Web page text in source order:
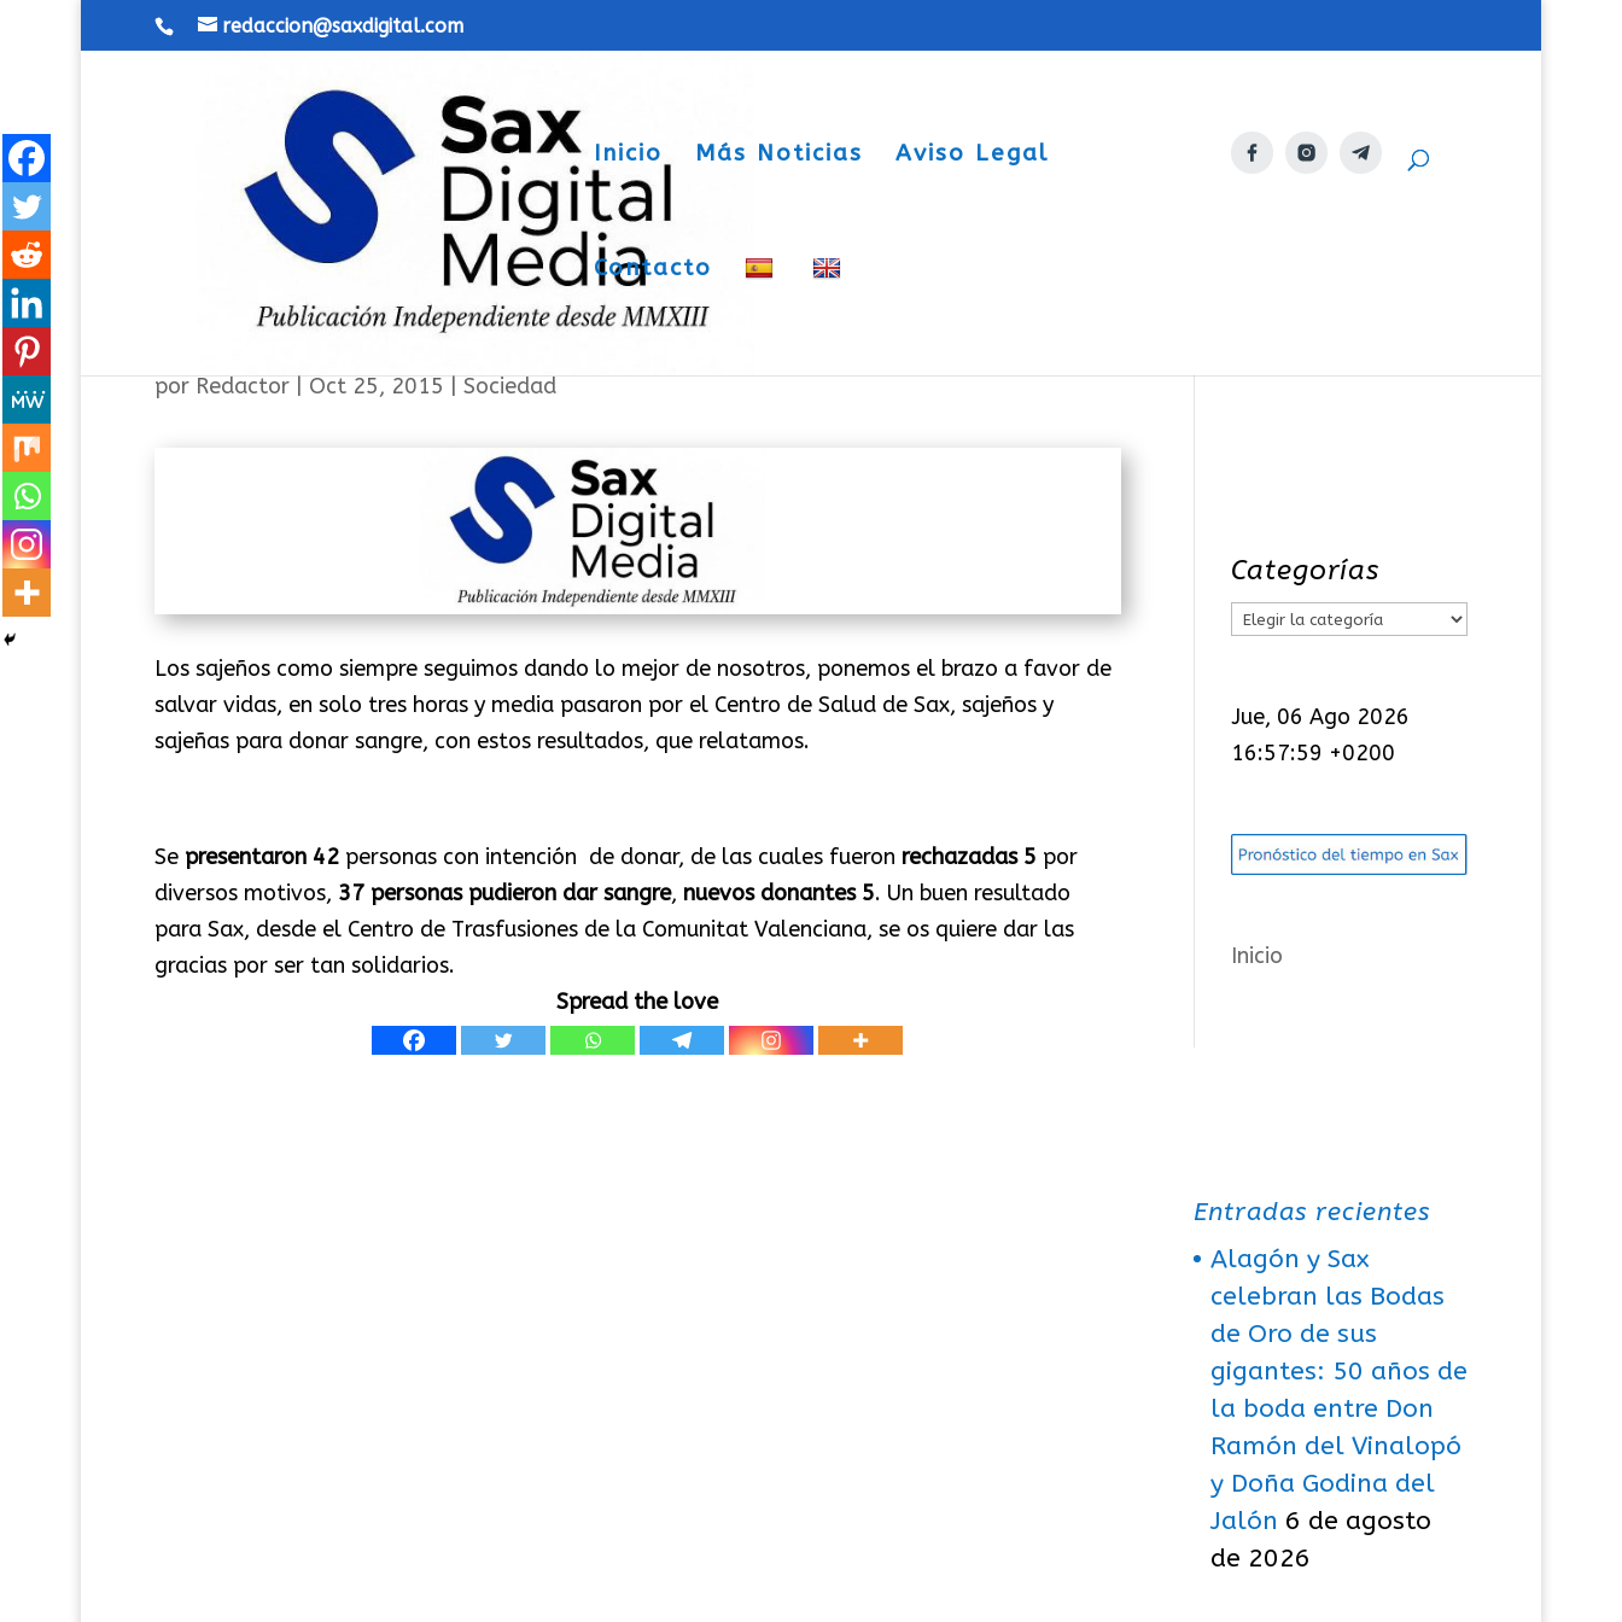
redaccion@saxdigital.com
Inicio Más Noticias Aviso Legal
Contacto
Resultados donación de sangre
por Redactor| Oct 25, 2015 Sociedad
Los sajeños como siempre seguimos dando lo mejor de nosotros, ponemos el brazo a favor de
salvar vidas, en solo tres horas y media pasaron por el Centro de Salud de Sax, sajeños y
sajeñas para donar sangre, con estos resultados, que relatamos.
Se presentaron 42personas con intención de donar, de las cuales fueron rechazadas 5 por
diversos motivos, 37 personas pudieron dar sangre, nuevos donantes 5. Un buen resultado
para Sax, desde el Centro de Trasfusiones de la Comunitat Valenciana, se os quiere dar las
gracias por ser tan solidarios.
Spread the love
Categorías
C
e
g
r
í
s
Jue, 06 Ago 2026
16:57:59 +0200
Inicio
Entradas recientes
Alagón y Sax
celebran las Bodas
de Oro de sus
gigantes: 50 años de
la boda entre Don
Ramón del Vinalopó
y Doña Godina del
Jalón 6 de agosto
de 2026